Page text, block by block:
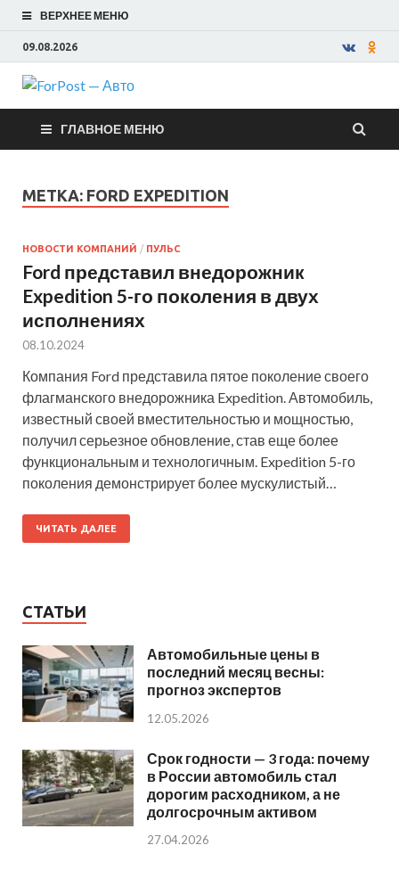
ВЕРХНЕЕ МЕНЮ
09.08.2026
ForPost —
Авто
ГЛАВНОЕ МЕНЮ
МЕТКА: FORD EXPEDITION
НОВОСТИ КОМПАНИЙ / ПУЛЬС
Ford представил внедорожник
Expedition 5-го поколения в двух
исполнениях
08.10.2024
Компания Ford представила пятое поколение своего
флагманского внедорожника Expedition. Автомобиль,
известный своей вместительностью и мощностью,
получил серьезное обновление, став еще более
функциональным и технологичным. Expedition 5-го
поколения демонстрирует более мускулистый…
ЧИТАТЬ ДАЛЕЕ
СТАТЬИ
Автомобильные цены в
последний месяц весны:
прогноз экспертов
12.05.2026
Срок годности — 3 года: почему
в России автомобиль стал
дорогим расходником, а не
долгосрочным активом
27.04.2026